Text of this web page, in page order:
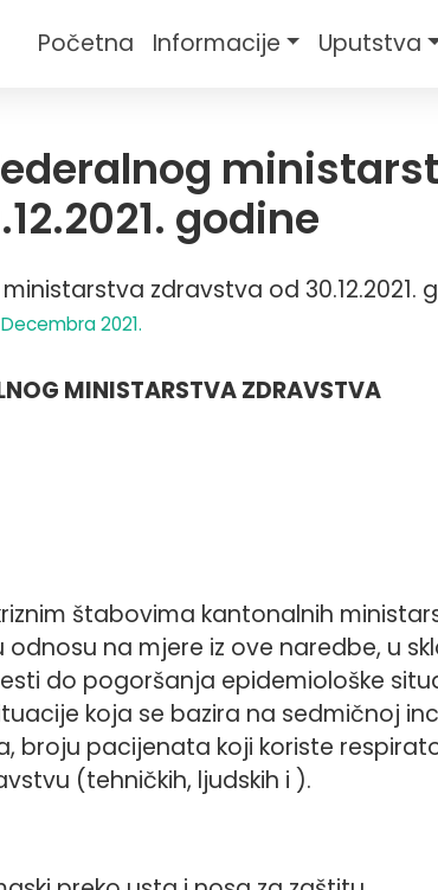
Početna Informacije Uputstva
godine
zdravstva od 30.12.2021.
2021.
MINISTARSTVA ZDRAVSTVA
štabovima kantonalnih
na mjere iz ove naredbe, u
do pogoršanja epidemiološke
koja se bazira na sedmičnoj
broju pacijenata koji koriste
(tehničkih, ljudskih i ).